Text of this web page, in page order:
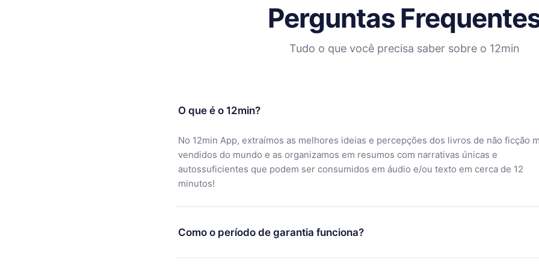
Perguntas
Tudo o que você precisa saber sobre o 12min
O que é o 12min?
No 12min App, extraímos as melhores ideias e percepções dos livros de não ficção
vendidos do mundo e as organizamos em resumos com narrativas únicas e
autossuficientes que podem ser consumidos em áudio e/ou texto em cerca de 12
minutos!
Como o período de garantia funciona?
Você pode baixar nosso aplicativo e começar a aproveitar nossa biblioteca. Se por